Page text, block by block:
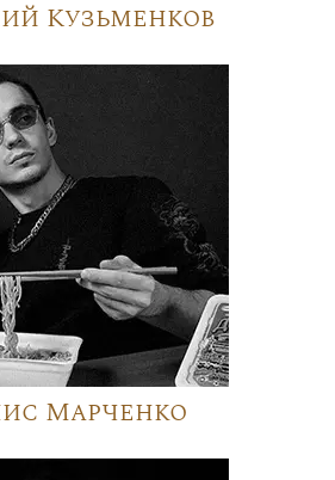
Кузьменков
Марченко